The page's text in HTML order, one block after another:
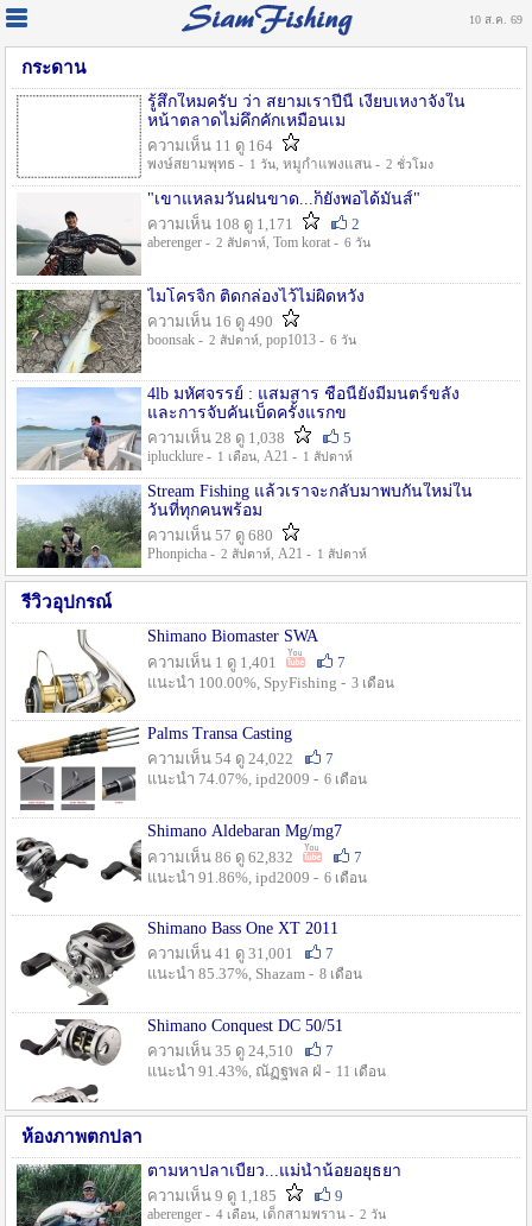
10 ส.ค. 69
กระดาน
รู้สึกใหมครับ ว่า สยามเราปีนี้ เงียบเหงาจังใน
หน้าตลาดไม่คึกคักเหมือนเม
ความเห็น 11 ดู 164
พงษ์สยามพุทธ - 1 วัน, หมูกำแพงแสน - 2 ชั่วโมง
"เขาแหลมวันฝนขาด...ก็ยังพอได้มันส์"
ความเห็น 108 ดู 1,171
2
aberenger - 2 สัปดาห์, Tom korat - 6 วัน
ไมโครจิ้ก ติดกล่องไว้ไม่ผิดหวัง
ความเห็น 16 ดู 490
boonsak - 2 สัปดาห์, pop1013 - 6 วัน
4lb มหัศจรรย์ : แสมสาร ชื่อนี้ยังมีมนตร์ขลัง
และการจับคันเบ็ดครั้งแรกข
ความเห็น 28 ดู 1,038
5
iplucklure - 1 เดือน, A21 - 1 สัปดาห์
Stream Fishing แล้วเราจะกลับมาพบกันใหม่ใน
วันที่ทุกคนพร้อม
ความเห็น 57 ดู 680
Phonpicha - 2 สัปดาห์, A21 - 1 สัปดาห์
รีวิวอุปกรณ์
Shimano Biomaster SWA
ความเห็น 1 ดู 1,401
7
แนะนำ 100.00%, SpyFishing - 3 เดือน
Palms Transa Casting
ความเห็น 54 ดู 24,022
7
แนะนำ 74.07%, ipd2009 - 6 เดือน
Shimano Aldebaran Mg/mg7
ความเห็น 86 ดู 62,832
7
แนะนำ 91.86%, ipd2009 - 6 เดือน
Shimano Bass One XT 2011
ความเห็น 41 ดู 31,001
7
แนะนำ 85.37%, Shazam - 8 เดือน
Shimano Conquest DC 50/51
ความเห็น 35 ดู 24,510
7
แนะนำ 91.43%, ณัฏฐพล ฝ่ - 11 เดือน
ห้องภาพตกปลา
ตามหาปลาเบี้ยว...แม่น้ำน้อยอยุธยา
ความเห็น 9 ดู 1,185
9
aberenger - 4 เดือน, เด็กสามพราน - 2 วัน